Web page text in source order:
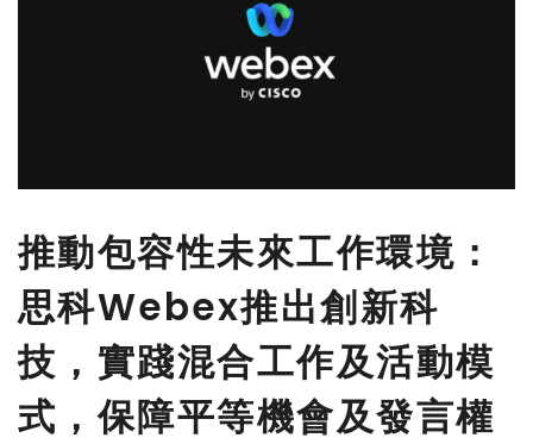
推動包容性未來工作環境：
思科Webex推出創新科
技，實踐混合工作及活動模
式，保障平等機會及發言權